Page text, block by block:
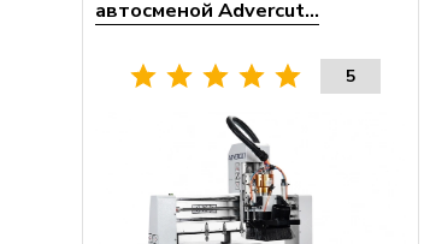
автосменой Advercut...
5